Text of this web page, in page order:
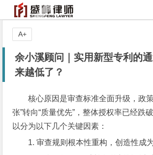
余小溪顾问｜实用新型专利的
来越低了？
核心原因是审查标准全面升级，政
张”转向“质量优先”，整体授权率已经跌
以分为以下几个关键因素：
1. 审查规则根本性重构，创造性成
A+